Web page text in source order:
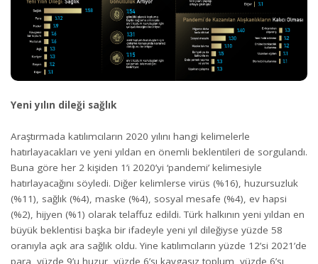
Yeni yılın dileği sağlık
Araştırmada katılımcıların 2020 yılını hangi kelimelerle
hatırlayacakları ve yeni yıldan en önemli beklentileri de sorgulandı.
Buna göre her 2 kişiden 1’i 2020’yi ‘pandemi’ kelimesiyle
hatırlayacağını söyledi. Diğer kelimlerse virüs (%16), huzursuzluk
(%11), sağlık (%4), maske (%4), sosyal mesafe (%4), ev hapsi
(%2), hijyen (%1) olarak telaffuz edildi. Türk halkının yeni yıldan en
büyük beklentisi başka bir ifadeyle yeni yıl dileğiyse yüzde 58
oranıyla açık ara sağlık oldu. Yine katılımcıların yüzde 12’si 2021’de
para, yüzde 9’u huzur, yüzde 6’sı kavgasız toplum, yüzde 6’sı